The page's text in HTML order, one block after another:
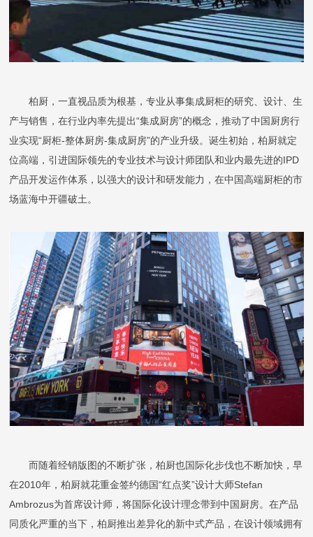
柏厨，一直视品质为根基，专业从事集成厨柜的研究、设计、生
产与销售，在行业内率先提出“集成厨房”的概念，推动了中国厨房行
业实现“厨柜-整体厨房-集成厨房”的产业升级。诞生初始，柏厨就定
位高端，引进国际领先的专业技术与设计师团队和业内最先进的IPD
产品开发运作体系，以强大的设计和研发能力，在中国高端厨柜的市
场蓝海中开疆破土。
而随着经销版图的不断扩张，柏厨也国际化步伐也不断加快，早
在2010年，柏厨就花重金签约德国“红点奖”设计大师Stefan
Ambrozus为首席设计师，将国际化设计理念带到中国厨房。在产品
同质化严重的当下，柏厨推出差异化的新中式产品，在设计领域拥有